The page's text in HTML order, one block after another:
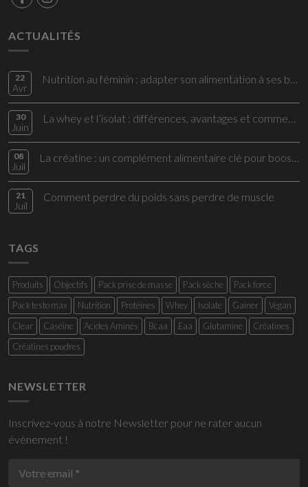
ACTUALITÉS
22
Avr
Nutrition au féminin : adapter son alimentation à ses besoins
30
Juin
La whey et l’isolat : différences, avantages et comment bien les choisir
08
Juil
La créatine : un complément alimentaire clé pour booster vos performances
21
Juil
Comment perdre du poids sans perdre de muscle
TAGS
Produits Objectifs Pack prise de masse Pack sèche
Pack force
Pack testo max
Nutrition Protéines Whey Isolate Gainer
Vegan
Clear
Caséine Acides Aminés Bcaa Eaa Glutamine
Créatines
Créatines poudres
NEWSLETTER
Inscrivez-vous à notre Newsletter pour ne rater aucun
évènement !